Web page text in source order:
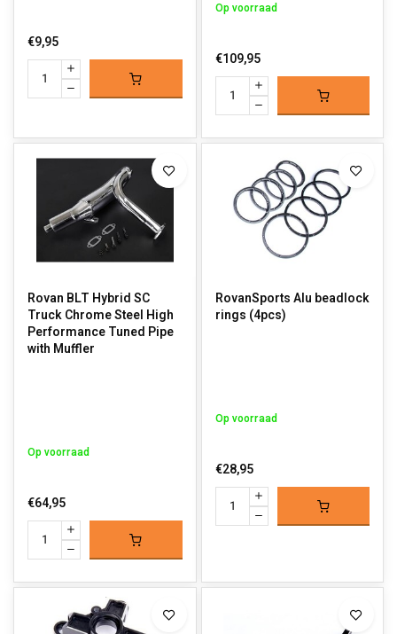
€9,95
Op voorraad
€109,95
Rovan BLT Hybrid SC
Truck Chrome Steel High
Performance Tuned Pipe
with Muffler
Op voorraad
€64,95
RovanSports Alu beadlock
rings (4pcs)
Op voorraad
€28,95